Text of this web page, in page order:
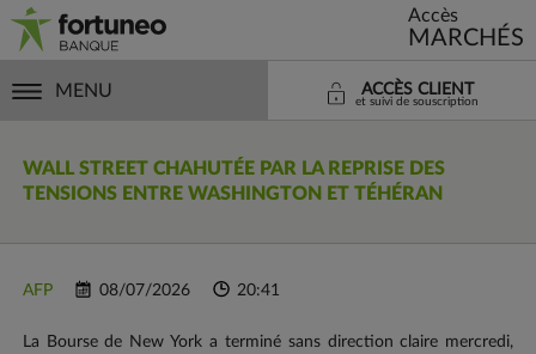
Accès
MARCHÉS
MENU ACCÈS CLIENT
et suivi de souscription
WALL STREET CHAHUTÉE PAR LA REPRISE DES
TENSIONS ENTRE WASHINGTON ET TÉHÉRAN
AFP 08/07/2026 20:41
La Bourse de New York a terminé sans direction claire mercredi,